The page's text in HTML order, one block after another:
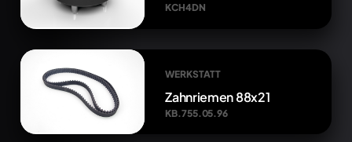
KCH4DN
WERKSTATT
Zahnriemen 88x21
KB.755.05.96